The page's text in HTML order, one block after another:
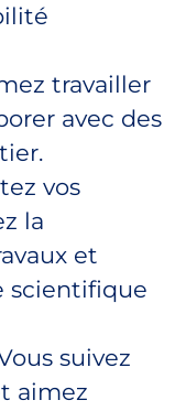
travailler
avec des
vos
la
et
scientifique
suivez
aimez